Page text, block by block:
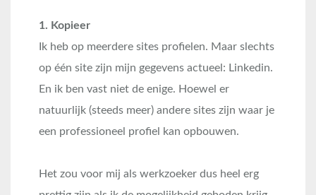
1. Kopieer
Ik heb op meerdere sites profielen. Maar slechts
op één site zijn mijn gegevens actueel: Linkedin.
En ik ben vast niet de enige. Hoewel er
natuurlijk (steeds meer) andere sites zijn waar je
een professioneel profiel kan opbouwen.
Het zou voor mij als werkzoeker dus heel erg